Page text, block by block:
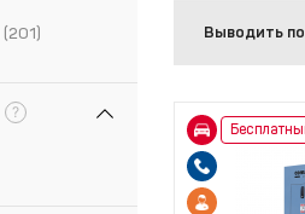
(201)
?
Выводить